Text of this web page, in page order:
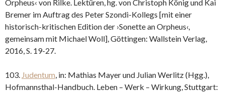
Orpheus‹ von Rilke. Lektüren, hg. von Christoph König und Kai
Bremer im Auftrag des Peter Szondi-Kollegs [mit einer
historisch-kritischen Edition der ›Sonette an Orpheus‹,
gemeinsam mit Michael Woll], Göttingen: Wallstein Verlag,
2016, S. 19-27.
103. Judentum, in: Mathias Mayer und Julian Werlitz (Hgg.),
Hofmannsthal-Handbuch. Leben – Werk – Wirkung, Stuttgart: